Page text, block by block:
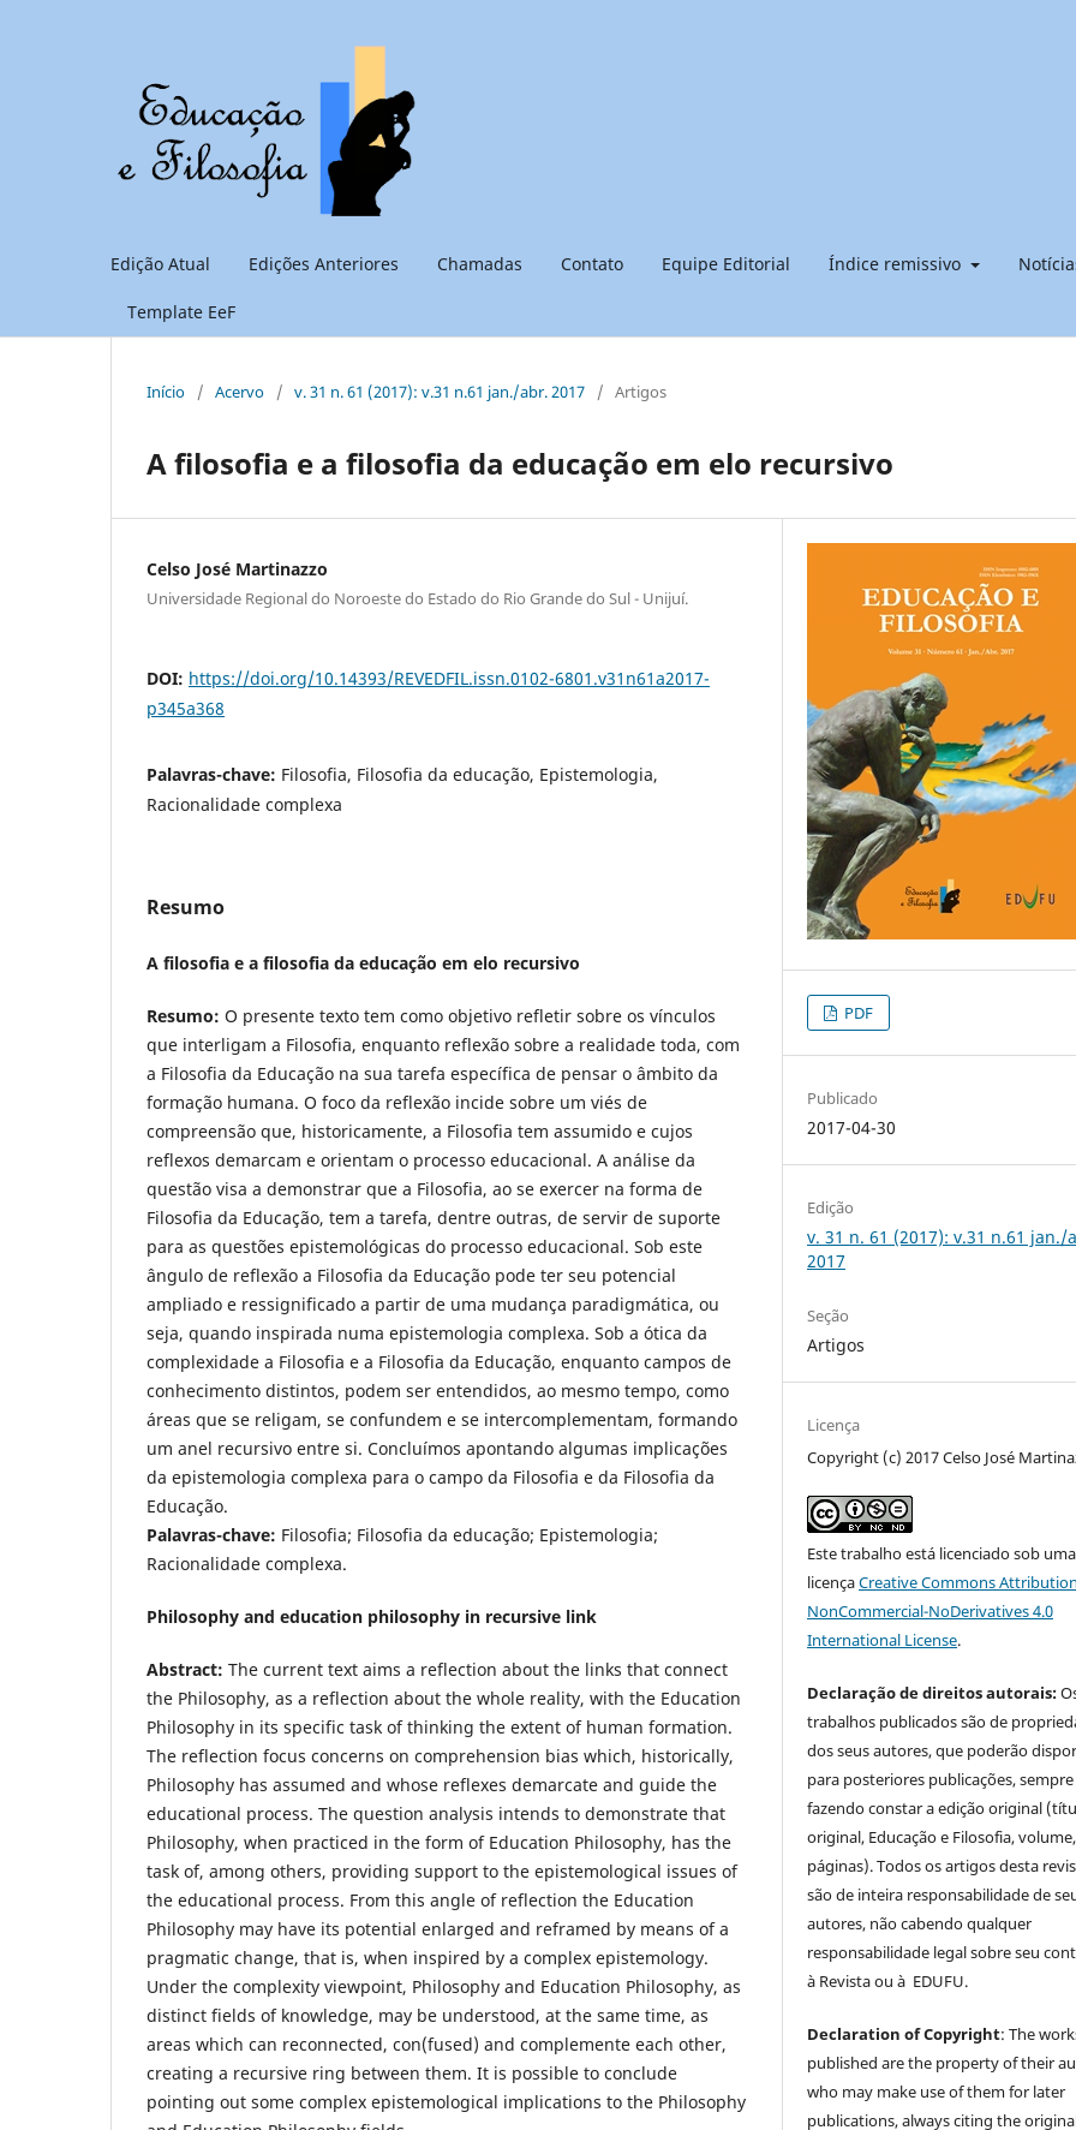
Edição Atual Edições Anteriores Chamadas Contato Equipe Editorial Índice remissivo
Template EeF
Início / Acervo / v. 31 n. 61 (2017): v.31 n.61 jan./abr. 2017 / Artigos
A filosofia e a filosofia da educação em elo recursivo
Celso José Martinazzo
Universidade Regional do Noroeste do Estado do Rio Grande do Sul - Unijuí.
DOI: https://doi.org/10.14393/REVEDFIL.issn.0102-6801.v31n61a2017-
p345a368
Palavras-chave: Filosofia, Filosofia da educação, Epistemologia,
Racionalidade complexa
Resumo
A filosofia e a filosofia da educação em elo recursivo
Resumo: O presente texto tem como objetivo refletir sobre os vínculos
que interligam a Filosofia, enquanto reflexão sobre a realidade toda, com
a Filosofia da Educação na sua tarefa específica de pensar o âmbito da
formação humana. O foco da reflexão incide sobre um viés de
compreensão que, historicamente, a Filosofia tem assumido e cujos
reflexos demarcam e orientam o processo educacional. A análise da
questão visa a demonstrar que a Filosofia, ao se exercer na forma de
Filosofia da Educação, tem a tarefa, dentre outras, de servir de suporte
para as questões epistemológicas do processo educacional. Sob este
ângulo de reflexão a Filosofia da Educação pode ter seu potencial
ampliado e ressignificado a partir de uma mudança paradigmática, ou
seja, quando inspirada numa epistemologia complexa. Sob a ótica da
complexidade a Filosofia e a Filosofia da Educação, enquanto campos de
conhecimento distintos, podem ser entendidos, ao mesmo tempo, como
áreas que se religam, se confundem e se intercomplementam, formando
um anel recursivo entre si. Concluímos apontando algumas implicações
da epistemologia complexa para o campo da Filosofia e da Filosofia da
Educação.
Palavras-chave: Filosofia; Filosofia da educação; Epistemologia;
Racionalidade complexa.
Philosophy and education philosophy in recursive link
Abstract: The current text aims a reflection about the links that connect
the Philosophy, as a reflection about the whole reality, with the Education
Philosophy in its specific task of thinking the extent of human formation.
The reflection focus concerns on comprehension bias which, historically,
Philosophy has assumed and whose reflexes demarcate and guide the
educational process. The question analysis intends to demonstrate that
Philosophy, when practiced in the form of Education Philosophy, has the
task of, among others, providing support to the epistemological issues of
the educational process. From this angle of reflection the Education
Philosophy may have its potential enlarged and reframed by means of a
pragmatic change, that is, when inspired by a complex epistemology.
Under the complexity viewpoint, Philosophy and Education Philosophy, as
distinct fields of knowledge, may be understood, at the same time, as
areas which can reconnected, con(fused) and complemente each other,
creating a recursive ring between them. It is possible to conclude
pointing out some complex epistemological implications to the Philosophy
PDF
Publicado
2017-04-30
Edição
v. 31 n. 61 (2017): v.31 n.61 jan./
2017
Seção
Artigos
Licença
Copyright (c) 2017 Celso José
Este trabalho está licenciado sob uma
licençaCreative Commons
NonCommercial-NoDerivatives 4.0
International License.
Declaração de direitos autorais:
trabalhos publicados são de
dos seus autores, que poderão
para posteriores publicações, sempre
fazendo constar a edição original
original, Educação e Filosofia,
páginas). Todos os artigos desta
são de inteira responsabilidade de
autores, não cabendo qualquer
responsabilidade legal sobre seu
à Revista ou à EDUFU.
Declaration of Copyright: The
published are the property of their
who may make use of them for later
publications, always citing the